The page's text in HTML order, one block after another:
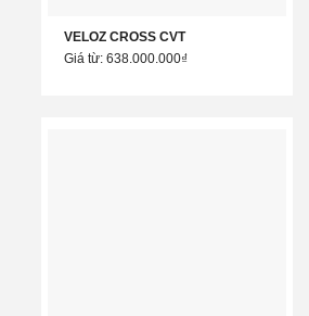
VELOZ CROSS CVT
Giá từ: 638.000.000₫